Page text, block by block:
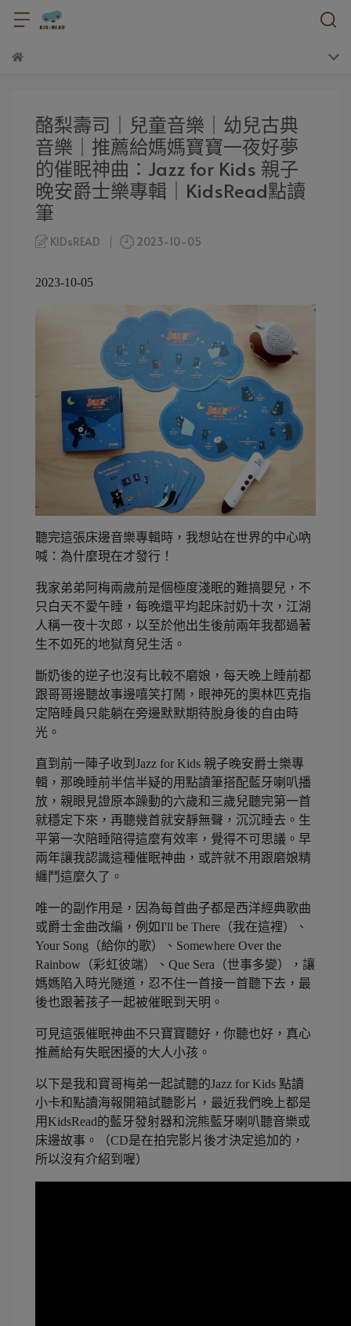
酪梨壽司｜兒童音樂｜幼兒古典
音樂｜推薦給媽媽寶寶一夜好夢
的催眠神曲：Jazz for Kids 親子
晚安爵士樂專輯｜KidsRead點讀
筆
KIDsREAD 2023-10-05
2023-10-05
聽完這張床邊音樂專輯時，我想站在世界的中心吶
喊：為什麼現在才發行！
我家弟弟阿梅兩歲前是個極度淺眠的難搞嬰兒，不
只白天不愛午睡，每晚還平均起床討奶十次，江湖
人稱一夜十次郎，以至於他出生後前兩年我都過著
生不如死的地獄育兒生活。
斷奶後的逆子也沒有比較不磨娘，每天晚上睡前都
跟哥哥邊聽故事邊嘻笑打鬧，眼神死的奧林匹克指
定陪睡員只能躺在旁邊默默期待脫身後的自由時
光。
直到前一陣子收到Jazz for Kids 親子晚安爵士樂專
輯，那晚睡前半信半疑的用點讀筆搭配藍牙喇叭播
放，親眼見證原本躁動的六歲和三歲兒聽完第一首
就穩定下來，再聽幾首就安靜無聲，沉沉睡去。生
平第一次陪睡陪得這麼有效率，覺得不可思議。早
兩年讓我認識這種催眠神曲，或許就不用跟磨娘精
纏鬥這麼久了。
唯一的副作用是，因為每首曲子都是西洋經典歌曲
或爵士金曲改編，例如I'll be There（我在這裡）、
Your Song（給你的歌）、Somewhere Over the
Rainbow（彩虹彼端）、Que Sera（世事多變），讓
媽媽陷入時光隧道，忍不住一首接一首聽下去，最
後也跟著孩子一起被催眠到天明。
可見這張催眠神曲不只寶寶聽好，你聽也好，真心
推薦給有失眠困擾的大人小孩。
以下是我和寶哥梅弟一起試聽的Jazz for Kids 點讀
小卡和點讀海報開箱試聽影片，最近我們晚上都是
用KidsRead的藍牙發射器和浣熊藍牙喇叭聽音樂或
床邊故事。（CD是在拍完影片後才決定追加的，
所以沒有介紹到喔）